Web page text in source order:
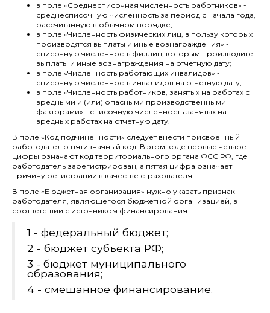
в поле «Среднесписочная численность работников» -
среднесписочную численность за период с начала года,
рассчитанную в обычном порядке;
в поле «Численность физических лиц, в пользу которых
производятся выплаты и иные вознаграждения» -
списочную численность физлиц, которым производите
выплаты и иные вознаграждения на отчетную дату;
в поле «Численность работающих инвалидов» -
списочную численность инвалидов на отчетную дату;
в поле «Численность работников, занятых на работах с
вредными и (или) опасными производственными
факторами» - списочную численность занятых на
вредных работах на отчетную дату.
В поле «Код подчиненности» следует внести присвоенный
работодателю пятизначный код. В этом коде первые четыре
цифры означают код территориального органа ФСС РФ, где
работодатель зарегистрирован, а пятая цифра означает
причину регистрации в качестве страхователя.
В поле «Бюджетная организация» нужно указать признак
работодателя, являющегося бюджетной организацией, в
соответствии с источником финансирования:
1 - федеральный бюджет;
2 - бюджет субъекта РФ;
3 - бюджет муниципального
образования;
4 - смешанное финансирование.